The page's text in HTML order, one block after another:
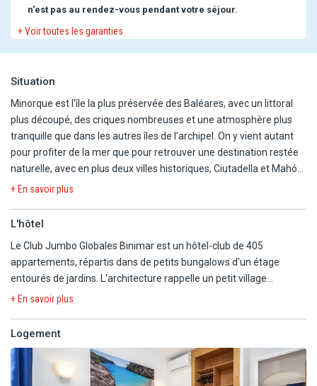
n'est pas au rendez-vous pendant votre séjour.
+ Voir toutes les garanties
Situation
Minorque est l'île la plus préservée des Baléares, avec un littoral
plus découpé, des criques nombreuses et une atmosphère plus
tranquille que dans les autres îles de l'archipel. On y vient autant
pour profiter de la mer que pour retrouver une destination restée
naturelle, avec en plus deux villes historiques, Ciutadella et Mahón.
côte ouest de l'île, dans un secteur animé.
tandis que la crique de Piques est à 50 m et la plage de Cala'n
Blanes à environ 900 m, avec une route à traverser.
Le centre de Ciutadella est à 5 km, avec un arrêt de bus à environ 5
connue pour son port, ses ruelles et son animation en soirée.
L'aéroport de Minorque se situe à 50 km, avec un transfert
d'environ 1h30 selon les conditions de
+ En savoir plus
L'hôtel
Le Club Jumbo Globales Binimar est un hôtel-club de 405
appartements, répartis dans de petits bungalows d'un étage
entourés de jardins. L'architecture rappelle un petit village
minorquin, avec des bâtiments bas et une organisation pensée
d'un salon avec canapés-lits, d'une kitchenette et d'un balcon ou
d'une terrasse. L'ensemble reste simple mais l'espace des
+ En savoir plus
Logement